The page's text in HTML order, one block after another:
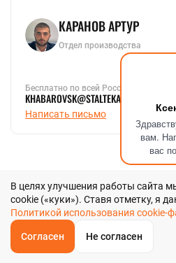
вам.
вас
ОБРАТНЫЙЗВОНОК
КАРАНОВ АРТУР
Отдел производства
Бесплатно по всей России
KHABAROVSK@STALTEKA.RU
Написать письмо
Главная
В целях улучшения работы сайта
cookie («куки»). Ставя отметку, я
Политикой использования cookie-
Согласен Не согласен